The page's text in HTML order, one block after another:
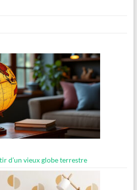
d’un vieux globe terrestre